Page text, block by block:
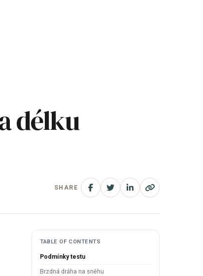
délku
SHARE
TABLE OF CONTENTS
Podmínky testu
Brzdná dráha na sněhu